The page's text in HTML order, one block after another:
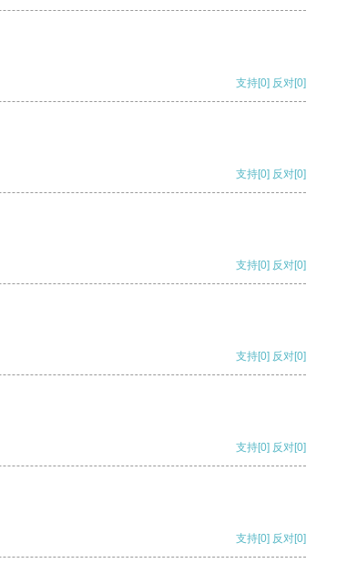
支持[0] 反对[0]
支持[0] 反对[0]
支持[0] 反对[0]
支持[0] 反对[0]
支持[0] 反对[0]
支持[0] 反对[0]